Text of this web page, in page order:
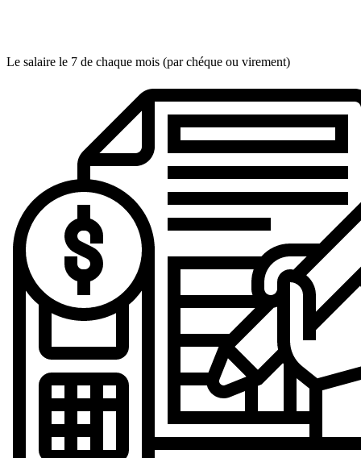
Le salaire le 7 de chaque mois (par chéque ou virement)